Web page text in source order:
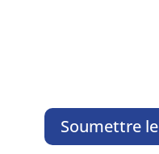
Soumettre